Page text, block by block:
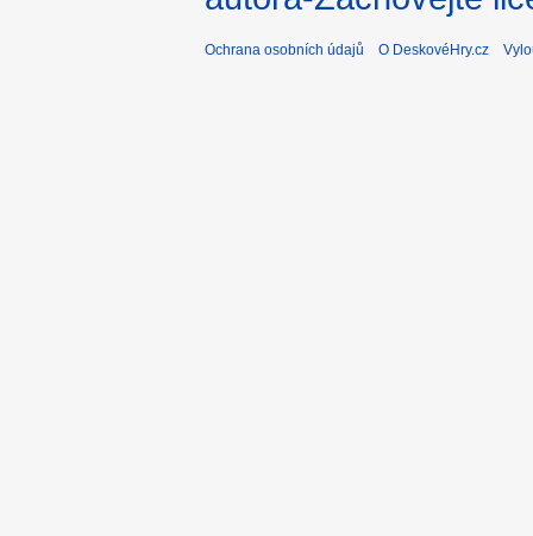
Ochrana osobních údajů O DeskovéHry.cz